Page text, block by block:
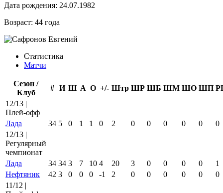
Дата рождения: 24.07.1982
Возраст: 44 года
Статистика
Матчи
Сезон /
Клуб
# И Ш А О +/- Штр ШР ШБ ШМ ШО ШП
12/13 |
Плей-офф
Лада
34 5 0 1 1 0 2 0 0 0 0 0
0
12/13 |
Регулярный
чемпионат
Лада
34 34 3 7 10 4 20 3 0 0 0 0
1
Нефтяник
42 3 0 0 0 -1 2 0 0 0 0 0
0
11/12 |